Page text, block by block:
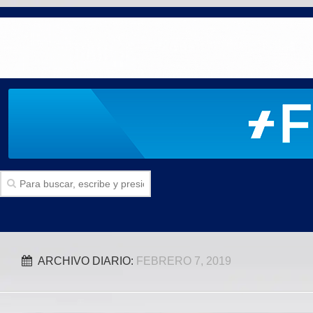
SECCIONES
Politica
ARCHIVO DIARIO: FEBRERO 7, 2019